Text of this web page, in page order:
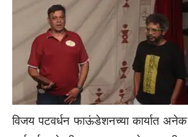
विजय पटवर्धन फाऊंडेशनच्या कार्यात